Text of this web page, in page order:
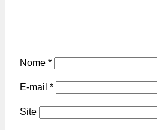
Nome *
E-mail *
Site